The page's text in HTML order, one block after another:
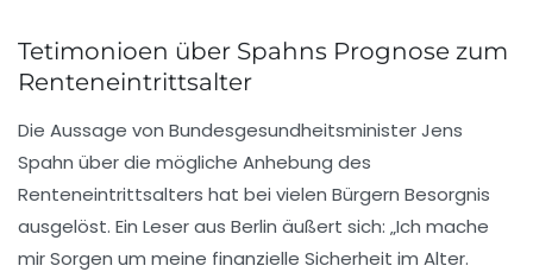
Tetimonioen über Spahns Prognose zum
Renteneintrittsalter
Die Aussage von Bundesgesundheitsminister Jens
Spahn über die mögliche Anhebung des
Renteneintrittsalters hat bei vielen Bürgern Besorgnis
ausgelöst. Ein Leser aus Berlin äußert sich: „Ich mache
mir Sorgen um meine finanzielle Sicherheit im Alter.